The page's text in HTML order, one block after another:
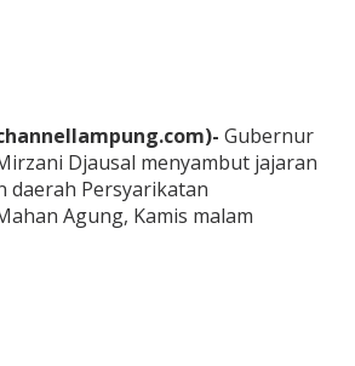
Gubernur
Djausal menyambut jajaran
daerah Persyarikatan
Agung, Kamis malam